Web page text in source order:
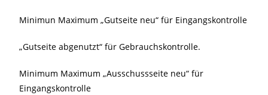
Minimun Maximum „Gutseite neu“ für Eingangskontrolle
„Gutseite abgenutzt“ für Gebrauchskontrolle.
Minimum Maximum „Ausschussseite neu“ für
Eingangskontrolle